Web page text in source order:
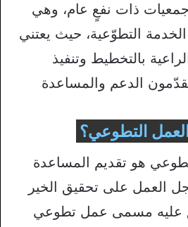
ذات نفعٍ عام، وهي
التطوّعية، حيث يعتني
بالتخطيط وتنفيذ
الدعم والمساعدة
التطوعي؟
هو تقديم المساعدة
العمل على تحقيق الخير
عليه مسمى عمل تطوعي